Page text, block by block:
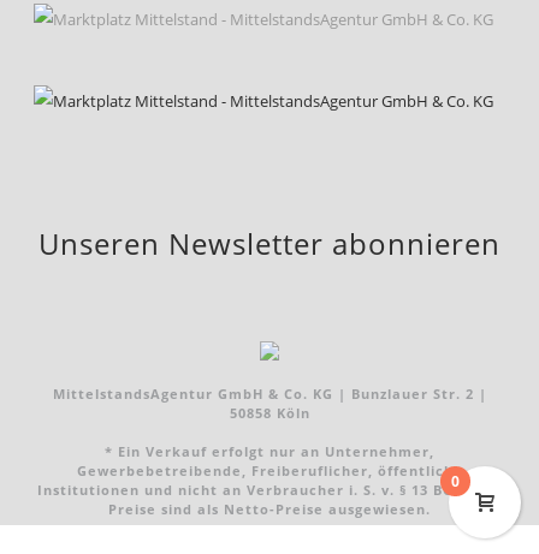
Unseren Newsletter abonnieren
MittelstandsAgentur GmbH & Co. KG | Bunzlauer Str. 2 |
50858 Köln
* Ein Verkauf erfolgt nur an Unternehmer,
Gewerbebetreibende, Freiberuflicher, öffentliche
Institutionen und nicht an Verbraucher i. S. v. § 13 BGB. Alle
Preise sind als Netto-Preise ausgewiesen.
0